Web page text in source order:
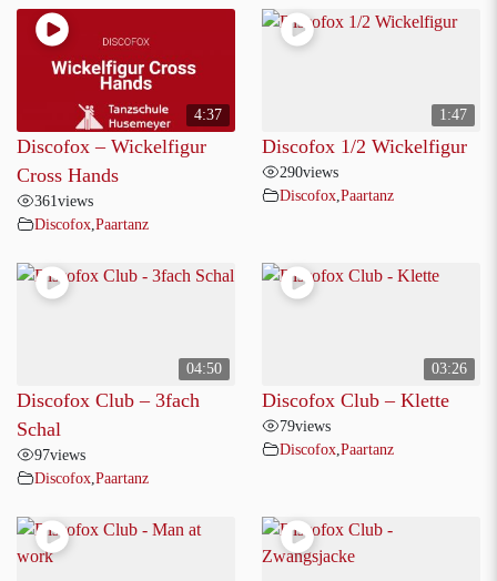
4:37
Discofox – Wickelfigur
Cross Hands
361views
Discofox Paartanz
1:47
Discofox 1/2 Wickelfigur
290views
Discofox Paartanz
04:50
Discofox Club – 3fach
Schal
97views
Discofox Paartanz
03:26
Discofox Club – Klette
79views
Discofox Paartanz